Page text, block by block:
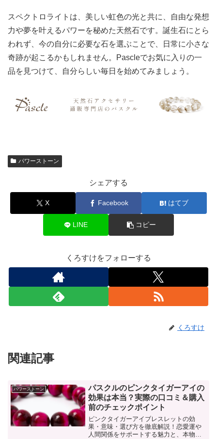
スペクトロライトは、美しい虹色の光と共に、自由な発想
力や夢を叶えるパワーを秘めた天然石です。誕生石にとら
われず、今の自分に必要な石を選ぶことで、日常に小さな
奇跡が起こるかもしれません。Pascleでお気に入りの一
品を見つけて、自分らしい毎日を始めてみましょう。
パワーストーン
シェアする
X Facebook はてブ
LINE コピー
くろすけをフォローする
くろすけ
関連記事
パワーストーン
パスクルのピンクタイガーアイの
効果は本当？実際の口コミ＆購入
前のチェックポイント
ピンクタイガーアイブレスレットの効
果・意味・選び方を徹底解説！恋愛運や
人間関係をサポートする魅力と、本物の